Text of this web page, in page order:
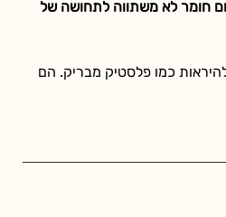
חומר לא משתווה לתחושה של
כמו פלסטיק מבריק. הם